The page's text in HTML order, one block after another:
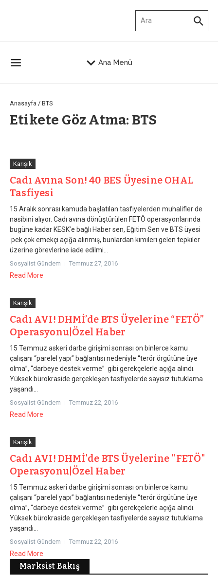
Ana Menü
Anasayfa / BTS
Etikete Göz Atma: BTS
Karışık
Cadı Avına Son! 40 BES Üyesine OHAL
Tasfiyesi
15 Aralık sonrası kamuda başlatılan tasfiyelerden muhalifler de
nasibini alıyor. Cadı avına dönüştürülen FETÖ operasyonlarında
bugüne kadar KESK’e bağlı Haber sen, Eğitim Sen ve BTS üyesi
pek çok emekçi açığa alınmış, bunlardan kimileri gelen tepkiler
üzerine görevlerine iade edilmi...
Sosyalist Gündem Temmuz 27, 2016
Read More
Karışık
Cadı AVI! DHMİ’de BTS Üyelerine “FETÖ”
Operasyonu|Özel Haber
15 Temmuz askeri darbe girişimi sonrası on binlerce kamu
çalışanı “parelel yapı” bağlantısı nedeniyle “terör örgütüne üye
olma”, “darbeye destek verme” gibi gerekçelerle açığa alındı.
Yüksek bürokraside gerçekleşen tasfiyelerde sayısız tutuklama
yaşandı...
Sosyalist Gündem Temmuz 22, 2016
Read More
Karışık
Cadı AVI! DHMİ'de BTS Üyelerine "FETÖ"
Operasyonu|Özel Haber
15 Temmuz askeri darbe girişimi sonrası on binlerce kamu
çalışanı “parelel yapı” bağlantısı nedeniyle “terör örgütüne üye
olma”, “darbeye destek verme” gibi gerekçelerle açığa alındı.
Yüksek bürokraside gerçekleşen tasfiyelerde sayısız tutuklama
yaşandı...
Sosyalist Gündem Temmuz 22, 2016
Read More
Marksist Bakış